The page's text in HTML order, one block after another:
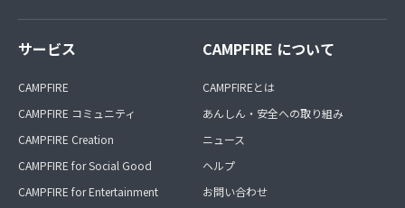
サービス
CAMPFIRE
CAMPFIRE コミュニティ
CAMPFIRE Creation
CAMPFIRE for Social Good
CAMPFIRE for Entertainment
CAMPFIRE について
CAMPFIREとは
あんしん・安全への取り組み
ニュース
ヘルプ
お問い合わせ